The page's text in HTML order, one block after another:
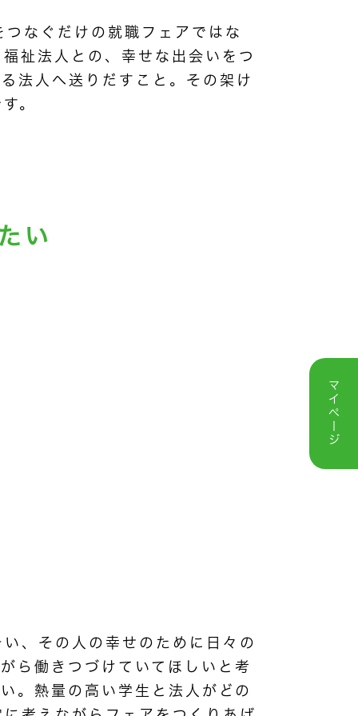
なぐだけの就職フェアではな
祉法人との、幸せな出会いをつ
法人へ送りだすこと。その架け
。
い
、その人の幸せのために日々の
ら働きつづけていてほしいと考
。熱量の高い学生と法人がどの
マイページ